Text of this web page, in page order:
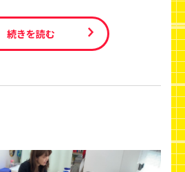
続きを読む